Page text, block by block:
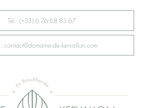
Tél : (+33) 6 76 68 83 67
: contact@domaine-de-kervallon.com